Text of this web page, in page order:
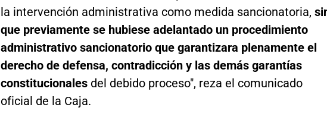
la intervención administrativa como medida sancionatoria,
que previamente se hubiese adelantado un procedimiento
administrativo sancionatorio que garantizara plenamente el
derecho de defensa, contradicción y las demás garantías
constitucionales del debido proceso", reza el comunicado
oficial de la Caja.